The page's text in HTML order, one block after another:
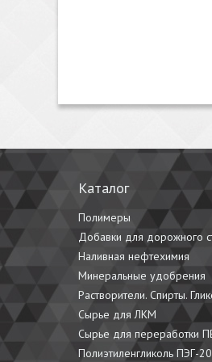
Отличается
Устойчив к
Хорошо
ГДЕ
Сырье идет для
кабелей, рулонных
ТЕХНОЛОГИЯ
Самый
он часто идет в
Каталог
Полимеры
Добавки для дорожного
Наливная нефтехимия
Минеральные удобрения
Растворители. Спирты.
Сырье для ЛКМ
Сырье для переработки
Полиэтиленгликоль ПЭГ-